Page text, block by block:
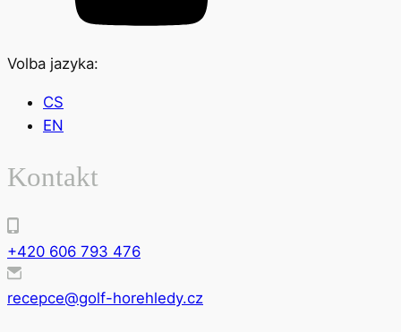
Volba jazyka:
CS
EN
Kontakt
+420 606 793 476
recepce@golf-horehledy.cz